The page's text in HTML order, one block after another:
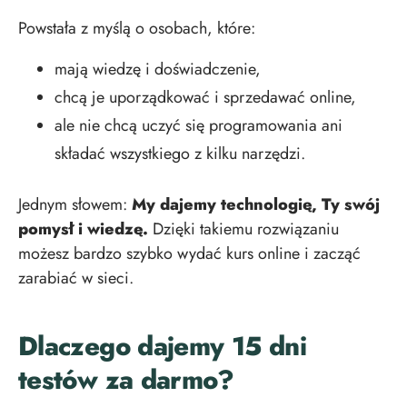
Powstała z myślą o osobach, które:
mają wiedzę i doświadczenie,
chcą je uporządkować i sprzedawać online,
ale nie chcą uczyć się programowania ani
składać wszystkiego z kilku narzędzi.
Jednym słowem: My dajemy technologię, Ty swój
pomysł i wiedzę. Dzięki takiemu rozwiązaniu
możesz bardzo szybko wydać kurs online i zacząć
zarabiać w sieci.
Dlaczego dajemy 15 dni
testów za darmo?